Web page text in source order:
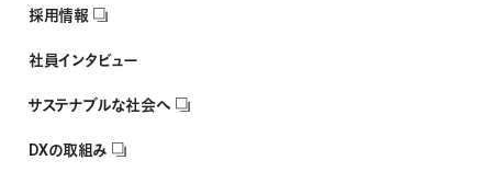
採用情報
社員インタビュー
サステナブルな社会へ
DXの取組み